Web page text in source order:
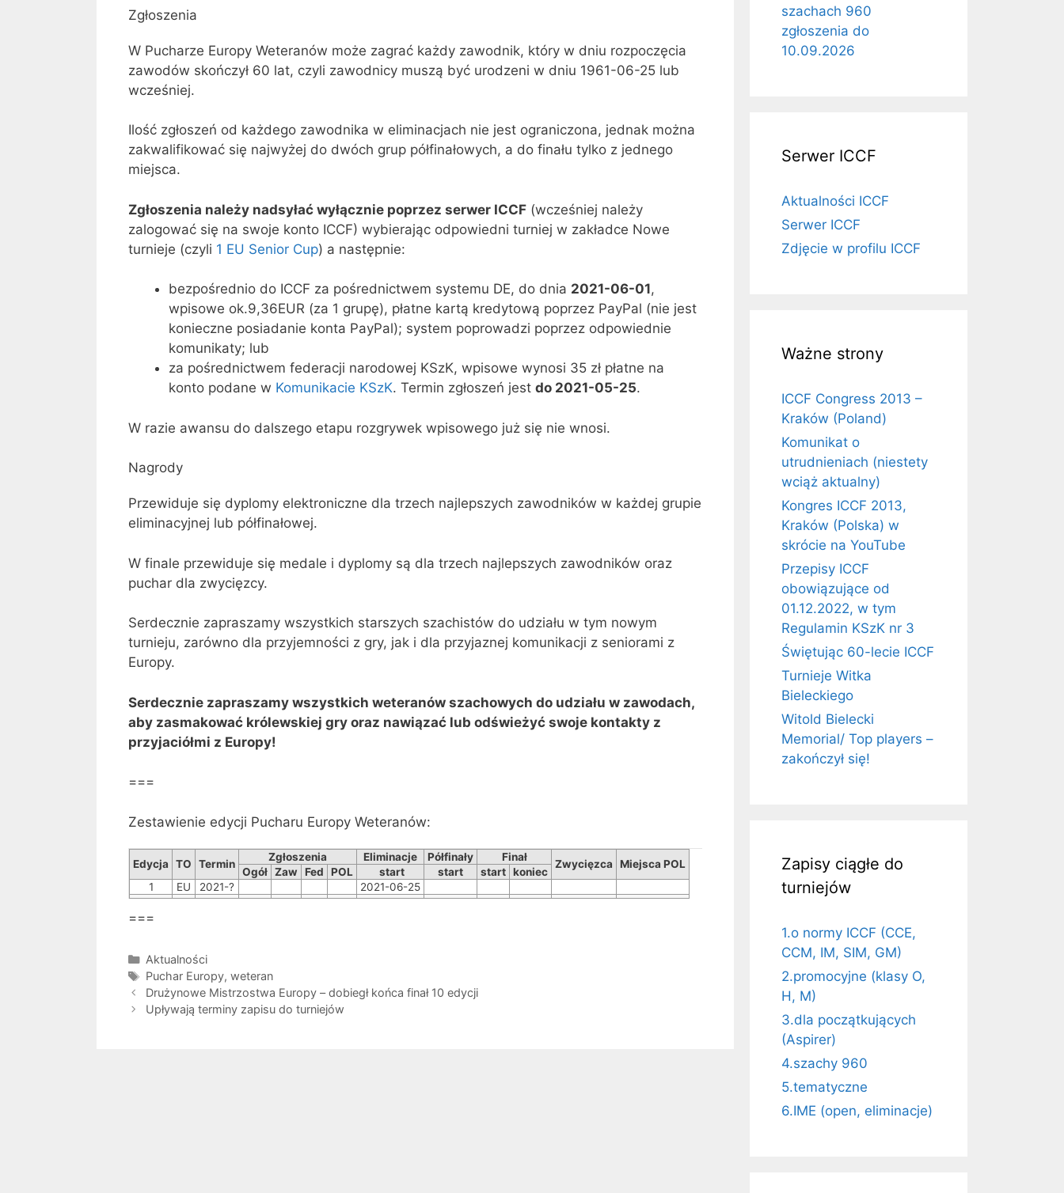
Zgłoszenia
W Pucharze Europy Weteranów może zagrać każdy zawodnik, który w dniu rozpoczęcia
zawodów skończył 60 lat, czyli zawodnicy muszą być urodzeni w dniu 1961-06-25 lub
wcześniej.
Ilość zgłoszeń od każdego zawodnika w eliminacjach nie jest ograniczona, jednak można
zakwalifikować się najwyżej do dwóch grup półfinałowych, a do finału tylko z jednego
miejsca.
Zgłoszenia należy nadsyłać wyłącznie poprzez serwer ICCF (wcześniej należy
zalogować się na swoje konto ICCF) wybierając odpowiedni turniej w zakładce Nowe
turnieje (czyli 1 EU Senior Cup) a następnie:
bezpośrednio do ICCF za pośrednictwem systemu DE, do dnia 2021-06-01,
wpisowe ok.9,36EUR (za 1 grupę), płatne kartą kredytową poprzez PayPal (nie jest
konieczne posiadanie konta PayPal); system poprowadzi poprzez odpowiednie
komunikaty; lub
za pośrednictwem federacji narodowej KSzK, wpisowe wynosi 35 zł płatne na
konto podane w Komunikacie KSzK. Termin zgłoszeń jest do 2021-05-25.
W razie awansu do dalszego etapu rozgrywek wpisowego już się nie wnosi.
Nagrody
Przewiduje się dyplomy elektroniczne dla trzech najlepszych zawodników w każdej grupie
eliminacyjnej lub półfinałowej.
W finale przewiduje się medale i dyplomy są dla trzech najlepszych zawodników oraz
puchar dla zwycięzcy.
Serdecznie zapraszamy wszystkich starszych szachistów do udziału w tym nowym
turnieju, zarówno dla przyjemności z gry, jak i dla przyjaznej komunikacji z seniorami z
Europy.
Serdecznie zapraszamy wszystkich weteranów szachowych do udziału w zawodach,
aby zasmakować królewskiej gry oraz nawiązać lub odświeżyć swoje kontakty z
przyjaciółmi z Europy!
===
Zestawienie edycji Pucharu Europy Weteranów:
Edycja TO Termin
Zgłoszenia Eliminacje Półfinały Finał
Zwycięzca Miejsca POL
Ogół Zaw Fed POL start start start koniec
1
EU 2021-? 2021-06-25
===
Kategorie
Aktualności
Tagi
Puchar Europy, weteran
Drużynowe Mistrzostwa Europy – dobiegł końca finał 10 edycji
Upływają terminy zapisu do turniejów
szachach 960
zgłoszenia do
10.09.2026
Serwer ICCF
Aktualności ICCF
Serwer ICCF
Zdjęcie w profilu ICCF
Ważne strony
ICCF Congress 2013 –
Kraków (Poland)
Komunikat o
utrudnieniach (niestety
wciąż aktualny)
Kongres ICCF 2013,
Kraków (Polska) w
skrócie na YouTube
Przepisy ICCF
obowiązujące od
01.12.2022, w tym
Regulamin KSzK nr 3
Świętując 60-lecie ICCF
Turnieje Witka
Bieleckiego
Witold Bielecki
Memorial/ Top players –
zakończył się!
Zapisy ciągłe do
turniejów
1.o normy ICCF (CCE,
CCM, IM, SIM, GM)
2.promocyjne (klasy O,
H, M)
3.dla początkujących
(Aspirer)
4.szachy 960
5.tematyczne
6.IME (open, eliminacje)